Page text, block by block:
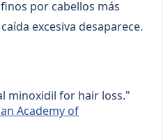
por cabellos más
excesiva desaparece.
minoxidil for hair loss."
Academy of